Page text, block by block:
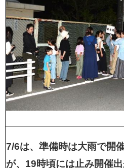
7/6は、準備時は大雨で開
が、19時頃には止み開催